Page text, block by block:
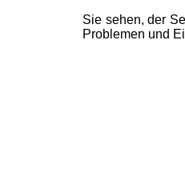
Sie sehen, der
Problemen und